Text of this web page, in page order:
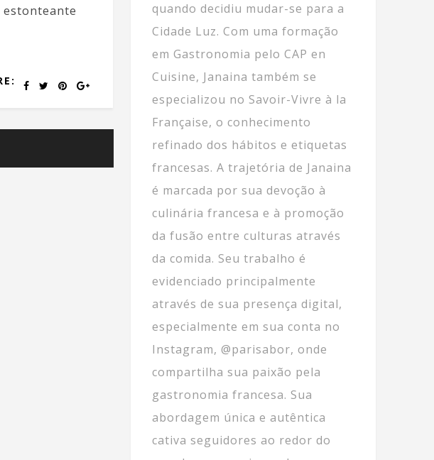
quando decidiu mudar-se para a
Cidade Luz. Com uma formação
em Gastronomia pelo CAP en
Cuisine, Janaina também se
especializou no Savoir-Vivre à la
Française, o conhecimento
refinado dos hábitos e etiquetas
francesas. A trajetória de Janaina
é marcada por sua devoção à
culinária francesa e à promoção
da fusão entre culturas através
da comida. Seu trabalho é
evidenciado principalmente
através de sua presença digital,
especialmente em sua conta no
Instagram, @parisabor, onde
compartilha sua paixão pela
gastronomia francesa. Sua
abordagem única e autêntica
cativa seguidores ao redor do